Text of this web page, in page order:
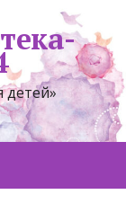
детей»